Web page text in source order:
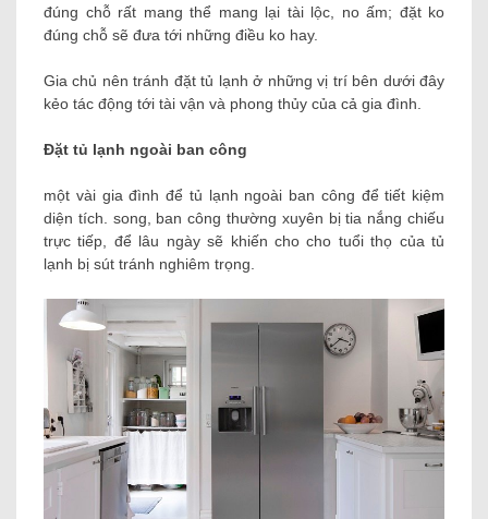
đúng chỗ rất mang thể mang lại tài lộc, no ấm; đặt ko
đúng chỗ sẽ đưa tới những điều ko hay.
Gia chủ nên tránh đặt tủ lạnh ở những vị trí bên dưới đây
kẻo tác động tới tài vận và phong thủy của cả gia đình.
Đặt tủ lạnh ngoài ban công
một vài gia đình để tủ lạnh ngoài ban công để tiết kiệm
diện tích. song, ban công thường xuyên bị tia nắng chiếu
trực tiếp, để lâu ngày sẽ khiến cho cho tuổi thọ của tủ
lạnh bị sút tránh nghiêm trọng.